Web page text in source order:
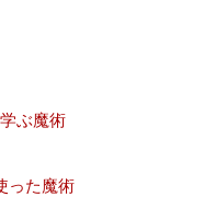
ぶ魔術
った魔術